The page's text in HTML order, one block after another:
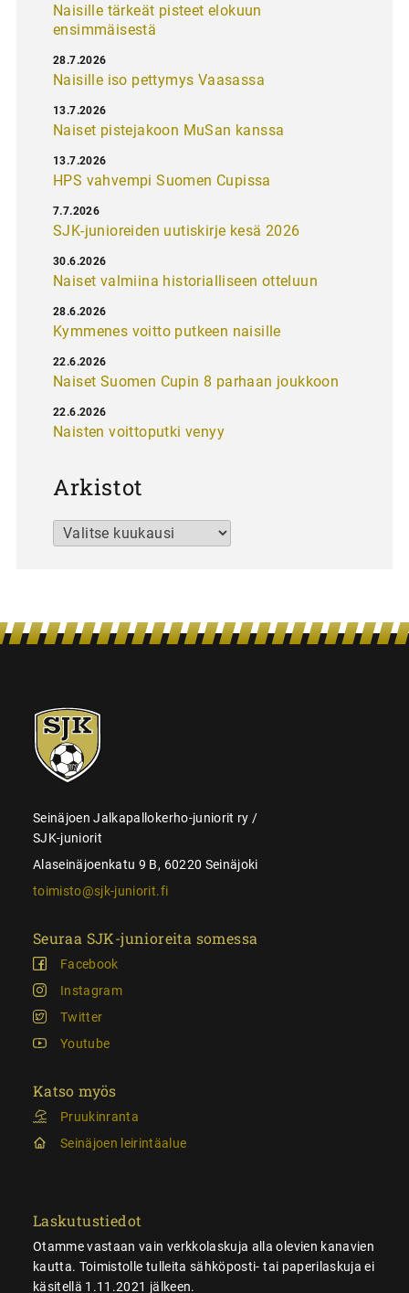
Naisille tärkeät pisteet elokuun
ensimmäisestä
Naisille iso pettymys Vaasassa
28.7.2026
Naiset pistejakoon MuSan kanssa
13.7.2026
HPS vahvempi Suomen Cupissa
13.7.2026
SJK-junioreiden uutiskirje kesä 2026
7.7.2026
Naiset valmiina historialliseen otteluun
30.6.2026
Kymmenes voitto putkeen naisille
28.6.2026
Naiset Suomen Cupin 8 parhaan joukkoon
22.6.2026
Naisten voittoputki venyy
22.6.2026
Arkistot
Arkistot
SJK-
juniorit
Seinäjoen Jalkapallokerho-juniorit ry /
SJK-juniorit
Alaseinäjoenkatu 9 B, 60220 Seinäjoki
toimisto@sjk-juniorit.fi
Seuraa SJK-junioreita somessa
Facebook
Instagram
Twitter
Youtube
Katso myös
Pruukinranta
Seinäjoen leirintäalue
Laskutustiedot
Otamme vastaan vain verkkolaskuja alla olevien kanavien
kautta. Toimistolle tulleita sähköposti- tai paperilaskuja ei
käsitellä 1.11.2021 jälkeen.